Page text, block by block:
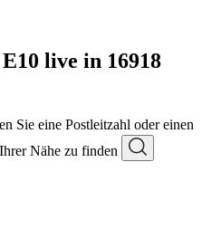
live in 16918
Sie eine Postleitzahl oder einen
Nähe zu finden